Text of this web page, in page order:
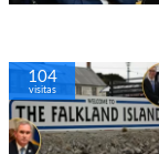
104
visitas